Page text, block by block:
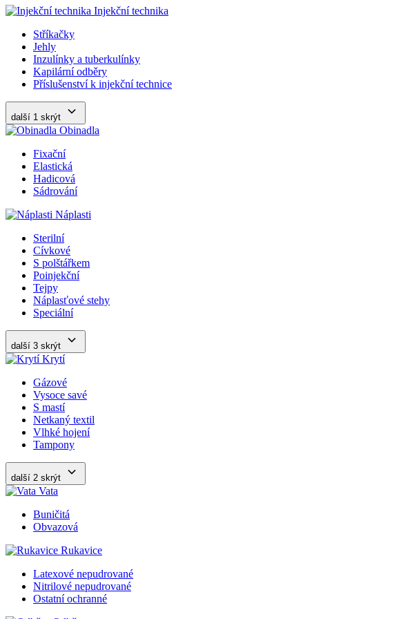
Injekční technika
Stříkačky
Jehly
Inzulínky a tuberkulínky
Kapilární odběry
Příslušenství k injekční technice
další 1 skrýt
Obinadla
Fixační
Elastická
Hadicová
Sádrování
Náplasti
Sterilní
Cívkové
S polštářkem
Poinjekční
Tejpy
Náplasťové stehy
Speciální
další 3 skrýt
Krytí
Gázové
Vysoce savé
S mastí
Netkaný textil
Vlhké hojení
Tampony
další 2 skrýt
Vata
Buničitá
Obvazová
Rukavice
Latexové nepudrované
Nitrilové nepudrované
Ostatní ochranné